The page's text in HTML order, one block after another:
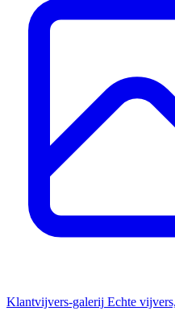
Klantvijvers-galerij Echte